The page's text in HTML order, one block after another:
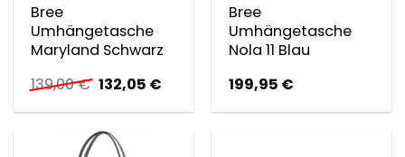
Bree
Umhängetasche
Maryland Schwarz
139,00€ Ursprünglicher
Preis
war:
139,00 €
132,05 €
ist:
Bree
Umhängetasche
Nola 11 Blau
199,95 €